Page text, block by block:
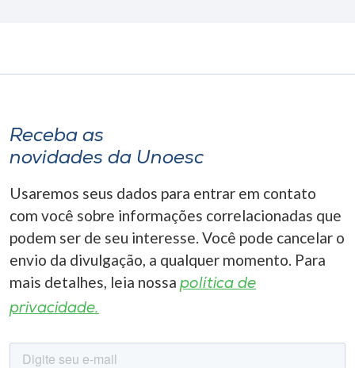
Receba as
novidades da Unoesc
Usaremos seus dados para entrar em contato
com você sobre informações correlacionadas que
podem ser de seu interesse. Você pode cancelar o
envio da divulgação, a qualquer momento. Para
mais detalhes, leia nossa política de
privacidade.